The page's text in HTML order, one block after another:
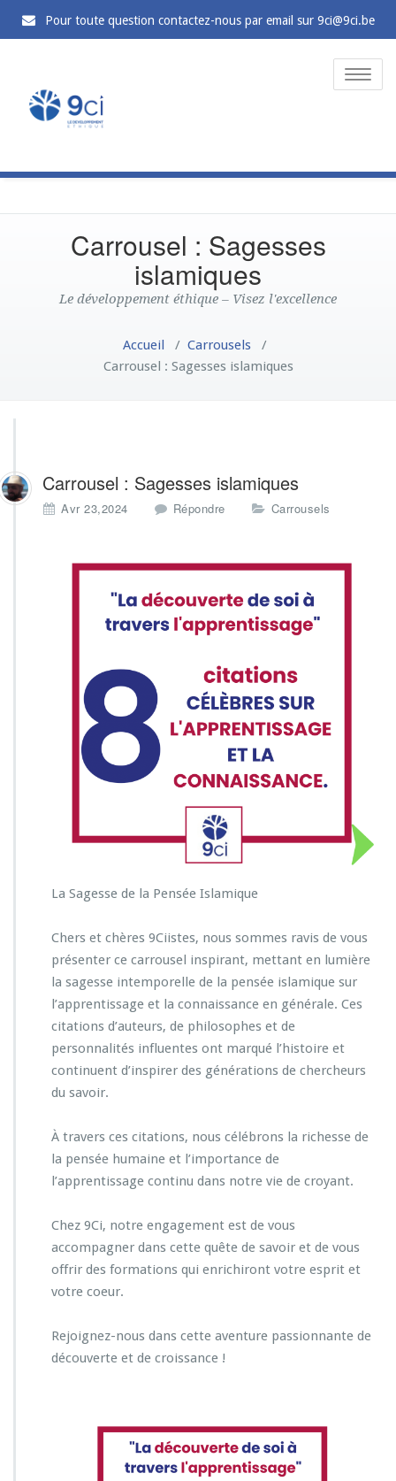
Pour toute question contactez-nous par email sur 9ci@9ci.be
Toggle
Carrousel : Sagesses
islamiques
Le développement éthique – Visez l'excellence
Accueil / Carrousels/
Carrousel : Sagesses islamiques
Carrousel : Sagesses islamiques
Avr 23,2024 Répondre Carrousels
La Sagesse de la Pensée Islamique
Chers et chères 9Ciistes, nous sommes ravis de vous
présenter ce carrousel inspirant, mettant en lumière
la sagesse intemporelle de la pensée islamique sur
l’apprentissage et la connaissance en générale. Ces
citations d’auteurs, de philosophes et de
personnalités influentes ont marqué l’histoire et
continuent d’inspirer des générations de chercheurs
du savoir.
À travers ces citations, nous célébrons la richesse de
la pensée humaine et l’importance de
l’apprentissage continu dans notre vie de croyant.
Chez 9Ci, notre engagement est de vous
accompagner dans cette quête de savoir et de vous
offrir des formations qui enrichiront votre esprit et
votre coeur.
Rejoignez-nous dans cette aventure passionnante de
découverte et de croissance !